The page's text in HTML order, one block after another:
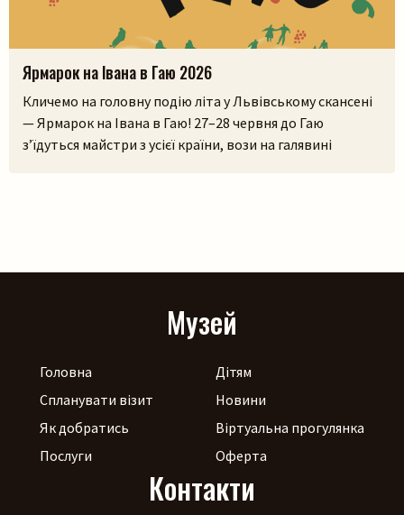
Ярмарок на Івана в Гаю 2026
Кличемо на головну подію літа у Львівському скансені
— Ярмарок на Івана в Гаю! 27–28 червня до Гаю
з’їдуться майстри з усієї країни, вози на галявині
Музей
Головна
Спланувати візит
Як добратись
Послуги
Дітям
Новини
Віртуальна прогулянка
Оферта
Контакти